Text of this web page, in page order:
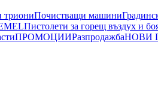
триониПочистващи машини
Пистолети за горещ въздух и
ПРОМОЦИИРазпродажбаНОВИ